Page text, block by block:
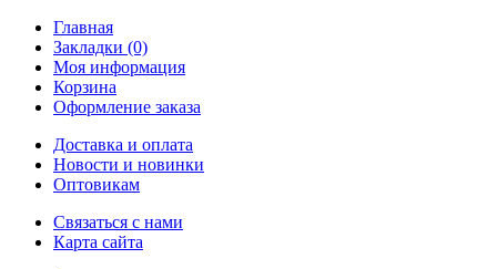
Главная
Закладки (0)
Моя информация
Корзина
Оформление заказа
Доставка и оплата
Новости и новинки
Оптовикам
Связаться с нами
Карта сайта